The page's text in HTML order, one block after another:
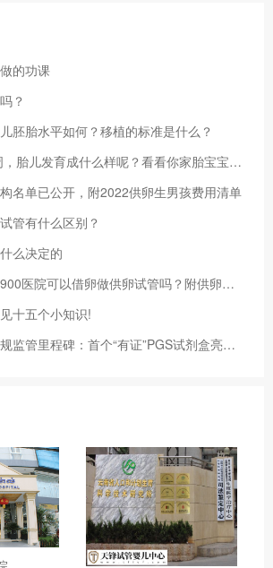
的功课
？
胚胎水平如何？移植的标准是什么？
怀孕33周到36周，胎儿发育成什么样呢？看看你家胎宝宝发育达标吗！
名单已公开，附2022供卵生男孩费用清单
管有什么区别？
么决定的
联勤保障部队第900医院可以借卵做供卵试管吗？附供卵试管生男孩费用明细
十五个小知识!
三代试管婴儿法规监管里程碑：首个“有证”PGS试剂盒亮相中华医学会2020生殖医学年会